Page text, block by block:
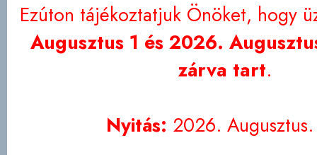
Ezúton tájékoztatjuk Önöket, hogy
Augusztus 1 és 2026.
zárva tart.
Nyitás: 2026.